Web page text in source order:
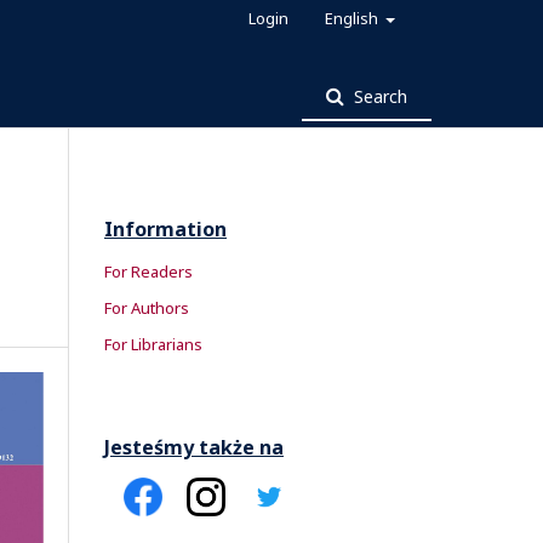
Search
English
Login
Information
For Readers
For Authors
For Librarians
Jesteśmy także na